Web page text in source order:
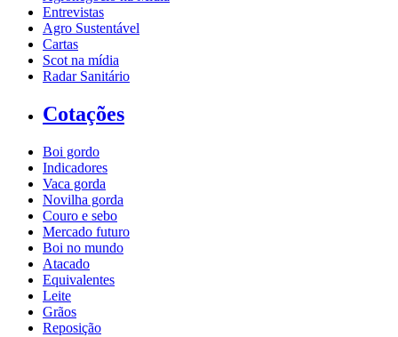
Entrevistas
Agro Sustentável
Cartas
Scot na mídia
Radar Sanitário
Cotações
Boi gordo
Indicadores
Vaca gorda
Novilha gorda
Couro e sebo
Mercado futuro
Boi no mundo
Atacado
Equivalentes
Leite
Grãos
Reposição